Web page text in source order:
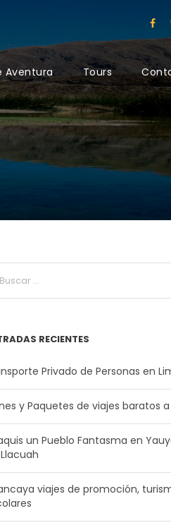
Aventura Tours
RECIENTES
Privado de Personas en
y Paquetes de viajes baratos
un Pueblo Fantasma en
viajes de promoción,